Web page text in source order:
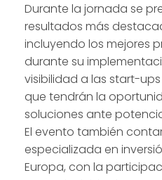
Durante la jornada se
resultados más
incluyendo los mejores
durante su
visibilidad a las start-
que tendrán la
soluciones ante
El evento también
especializada en
Europa, con la